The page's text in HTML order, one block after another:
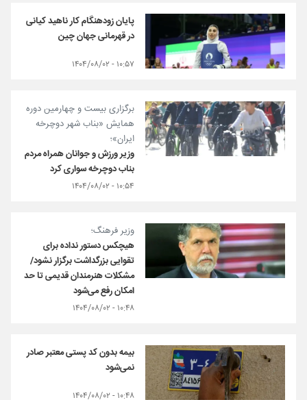
پایان زودهنگام کار ناهید کیانی
در قهرمانی جهان چین
۱۰:۵۷ - ۱۴۰۴/۰۸/۰۲
برگزاری بیست و چهارمین دوره
همایش «بناب شهر دوچرخه
ایران»؛
وزیر ورزش و جوانان همراه مردم
بناب دوچرخه سواری کرد
۱۰:۵۴ - ۱۴۰۴/۰۸/۰۲
وزیر فرهنگ؛
هیچکس دستور نداده برای
تقوایی بزرگداشت برگزار نشود/
مشکلات هنرمندان قدیمی تا حد
امکان رفع می‌شود
۱۰:۴۸ - ۱۴۰۴/۰۸/۰۲
بیمه بدون کد پستی معتبر صادر
نمی‌شود
۱۰:۴۸ - ۱۴۰۴/۰۸/۰۲